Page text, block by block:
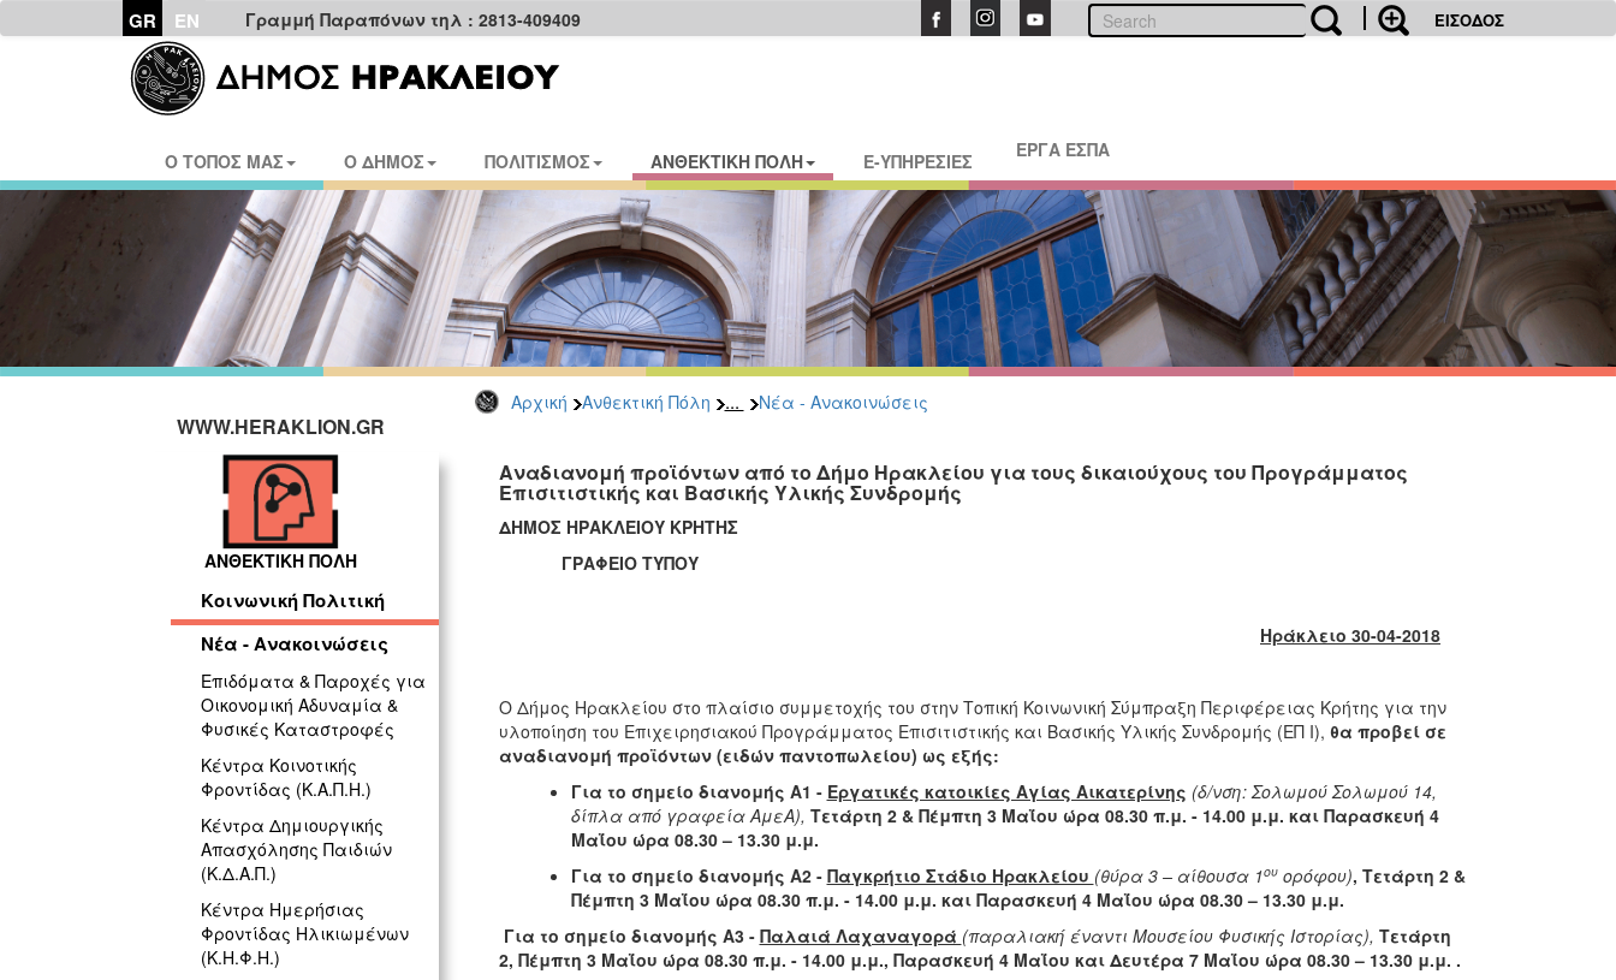
GR EN Γραμμή Παραπόνων τηλ : 2813-409409 ΕΙΣΟΔΟΣ
Ο ΤΟΠΟΣ ΜΑΣ Ο ΔΗΜΟΣ ΠΟΛΙΤΙΣΜΟΣ ΑΝΘΕΚΤΙΚΗ ΠΟΛΗ E-ΥΠΗΡΕΣΙΕΣ ΕΡΓΑ ΕΣΠΑ
Αρχική Ανθεκτική Πόλη ... Νέα - Ανακοινώσεις
WWW.HERAKLION.GR
ΑΝΘΕΚΤΙΚΗ ΠΟΛΗ
Κοινωνική Πολιτική
Νέα - Ανακοινώσεις
Επιδόματα & Παροχές για
Οικονομική Αδυναμία &
Φυσικές Καταστροφές
Κέντρα Κοινοτικής
Φροντίδας (Κ.Α.Π.Η.)
Κέντρα Δημιουργικής
Απασχόλησης Παιδιών
(Κ.Δ.Α.Π.)
Κέντρα Ημερήσιας
Φροντίδας Ηλικιωμένων
(Κ.Η.Φ.Η.)
Αναδιανομή προϊόντων από το Δήμο Ηρακλείου για τους δικαιούχους του Προγράμματος
Επισιτιστικής και Βασικής Υλικής Συνδρομής
ΔΗΜΟΣ ΗΡΑΚΛΕΙΟΥ ΚΡΗΤΗΣ
ΓΡΑΦΕΙΟ ΤΥΠΟΥ
Ηράκλειο 30-04-2018
Ο Δήμος Ηρακλείου στο πλαίσιο συμμετοχής του στην Τοπική Κοινωνική Σύμπραξη Περιφέρειας Κρήτης για την
υλοποίηση του Επιχειρησιακού Προγράμματος Επισιτιστικής και Βασικής Υλικής Συνδρομής (ΕΠ Ι), θα προβεί σε
αναδιανομή προϊόντων (ειδών παντοπωλείου) ως εξής:
Για το σημείο διανομής Α1 - Εργατικές κατοικίες Αγίας Αικατερίνης (δ/νση: Σολωμού Σολωμού 14,
δίπλα από γραφεία ΑμεΑ), Τετάρτη 2 & Πέμπτη 3 Μαΐου ώρα 08.30 π.μ. - 14.00 μ.μ. και Παρασκευή 4
Μαΐου ώρα 08.30 – 13.30 μ.μ.
Για το σημείο διανομής Α2 - Παγκρήτιο Στάδιο Ηρακλείου (θύρα 3 – αίθουσα 1ουορόφου), Τετάρτη 2 &
Πέμπτη 3 Μαΐου ώρα 08.30 π.μ. - 14.00 μ.μ. και Παρασκευή 4 Μαΐου ώρα 08.30 – 13.30 μ.μ.
Για το σημείο διανομής Α3 - Παλαιά Λαχαναγορά (παραλιακή έναντι Μουσείου Φυσικής Ιστορίας), Τετάρτη
2, Πέμπτη 3 Μαΐου ώρα 08.30 π.μ. - 14.00 μ.μ., Παρασκευή 4 Μαΐου και Δευτέρα 7 Μαΐου ώρα 08.30 – 13.30 μ.μ. .